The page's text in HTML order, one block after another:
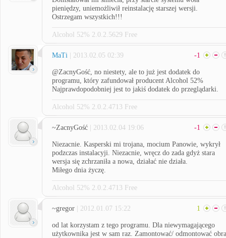
pieniędzy, uniemożliwił reinstalację starszej wersji.
Ostrzegam wszystkich!!!
Alcohol 52% 2.0.2.5629 Free
MaTi | 2013.02.05 02:39 -1
@ZacnyGość, no niestety, ale to już jest dodatek do
programu, który zafundował producent Alcohol 52%
Najprawdopodobniej jest to jakiś dodatek do przeglądarki.
Alcohol 52% 2.0.2.4713 Free
~ZacnyGość | 2013.02.04 19:06 -1
Niezacnie. Kasperski mi trojana, mocium Panowie, wykrył
podzczas instalacyji. Niezacnie, wręcz do zada gdyż stara
wersja się zchrzaniła a nowa, działać nie działa.
Miłego dnia życzę.
Alcohol 52% 2.0.2.4713 Free
~gregor | 2012.01.07 15:22 1
od lat korzystam z tego programu. Dla niewymagającego
użytkownika jest w sam raz. Zamontować/ odmontować